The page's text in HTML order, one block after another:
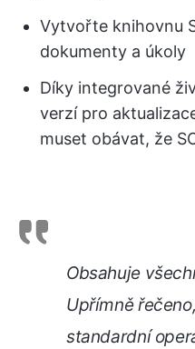
Vytvořte knihovnu
dokumenty a úkoly
Díky integrované
verzí pro
muset obávat, že
Obsahuje
Upřímně
standardní